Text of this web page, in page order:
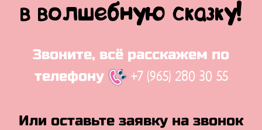
в волшебную сказку!
Звоните, всё расскажем по
телефону
+7 (965) 280 30 55
Или оставьте заявку на звонок